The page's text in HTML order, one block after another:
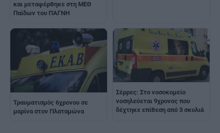
και μεταφέρθηκε στη ΜΕΘ
Παίδων του ΠΑΓΝΗ
Τραυματισμός 6χρονου σε
μαρίνα στον Πλαταμώνα
Σέρρες: Στο νοσοκομείο
νοσηλεύεται 9χρονος που
δέχτηκε επίθεση από 3 σκυλιά